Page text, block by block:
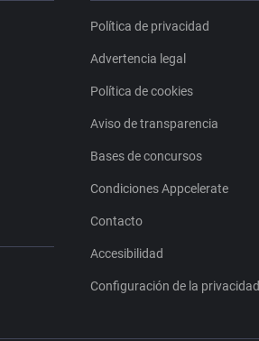
Política de privacidad
Advertencia legal
Política de cookies
Aviso de transparencia
Bases de concursos
Condiciones Appcelerate
Contacto
Accesibilidad
Configuración de la privacidad